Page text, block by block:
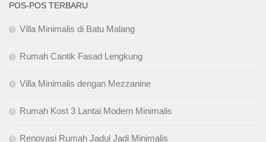
POS-POS TERBARU
Villa Minimalis di Batu Malang
Rumah Cantik Fasad Lengkung
Villa Minimalis dengan Mezzanine
Rumah Kost 3 Lantai Modern Minimalis
Renovasi Rumah Jadul Jadi Minimalis